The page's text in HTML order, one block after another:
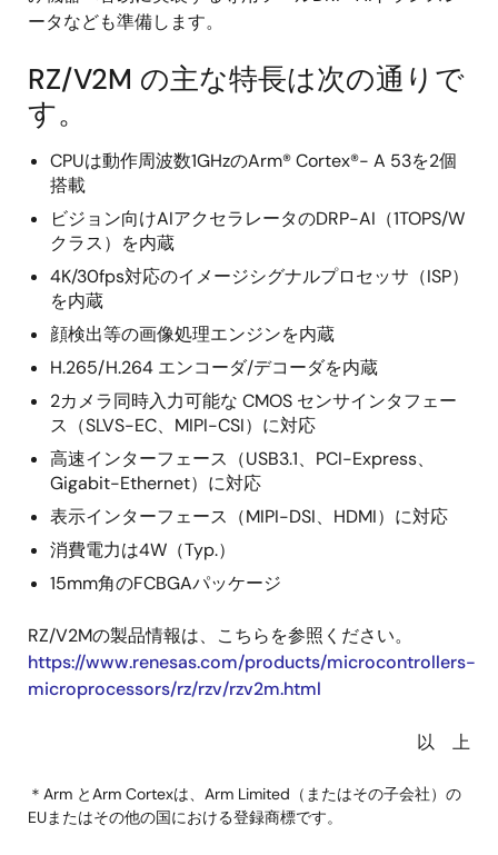
ータなども準備します。
RZ/V2M の主な特長は次の通りで
す。
CPUは動作周波数1GHzのArm® Cortex®- A 53を2個
搭載
ビジョン向けAIアクセラレータのDRP-AI（1TOPS/W
クラス）を内蔵
4K/30fps対応のイメージシグナルプロセッサ（ISP）
を内蔵
顔検出等の画像処理エンジンを内蔵
H.265/H.264 エンコーダ/デコーダを内蔵
2カメラ同時入力可能な CMOS センサインタフェー
ス（SLVS-EC、MIPI-CSI）に対応
高速インターフェース（USB3.1、PCI-Express、
Gigabit-Ethernet）に対応
表示インターフェース（MIPI-DSI、HDMI）に対応
消費電力は4W（Typ.）
15mm角のFCBGAパッケージ
RZ/V2Mの製品情報は、こちらを参照ください。
https://www.renesas.com/products/microcontrollers-
microprocessors/rz/rzv/rzv2m.html
以 上
＊Arm とArm Cortexは、Arm Limited（またはその子会社）の
EUまたはその他の国における登録商標です。